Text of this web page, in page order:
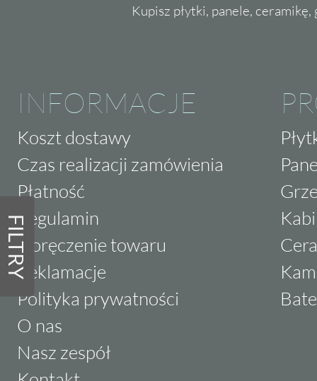
FILTRY
Kupisz płytki, panele,
INFORMACJE
Koszt dostawy
Czas realizacji zamówienia
Płatność
Regulamin
Doręczenie towaru
Reklamacje
Polityka prywatności
O nas
Nasz zespół